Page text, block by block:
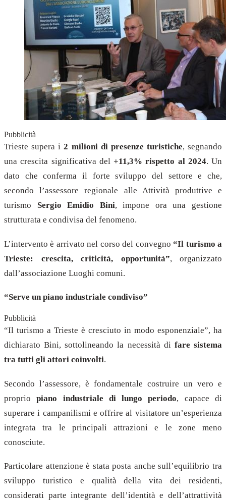
Pubblicità
Trieste supera i2 milioni di presenze turistiche, segnando
una crescita significativa del +11,3% rispetto al 2024. Un
dato che conferma il forte sviluppo del settore e che,
secondo l’assessore regionale alle Attività produttive e
turismo Sergio Emidio Bini, impone ora una gestione
strutturata e condivisa del fenomeno.
L’intervento è arrivato nel corso del convegno“Il turismo a
Trieste: crescita, criticità, opportunità”, organizzato
dall’associazione Luoghi comuni.
“Serve un piano industriale condiviso”
Pubblicità
“Il turismo a Trieste è cresciuto in modo esponenziale”, ha
dichiarato Bini, sottolineando la necessità di fare sistema
tra tutti gli attori coinvolti.
Secondo l’assessore, è fondamentale costruire un vero e
propriopiano industriale di lungo periodo, capace di
superare i campanilismi e offrire al visitatore un’esperienza
integrata tra le principali attrazioni e le zone meno
conosciute.
Particolare attenzione è stata posta anche sull’equilibrio tra
sviluppo turistico e qualità della vita dei residenti,
considerati parte integrante dell’identità e dell’attrattività